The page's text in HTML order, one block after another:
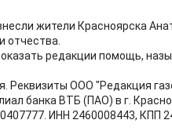
жители Красноярска
отчества.
редакции помощь,
Реквизиты ООО "Редакция
банка ВТБ (ПАО) в г.
ИНН 2460008443, КПП